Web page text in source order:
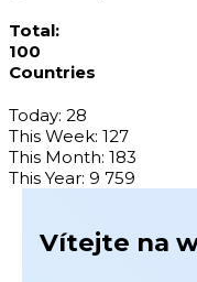
Total:
100
Countries
Today: 28
This Week: 127
This Month: 183
This Year: 9 759
Vítejte na